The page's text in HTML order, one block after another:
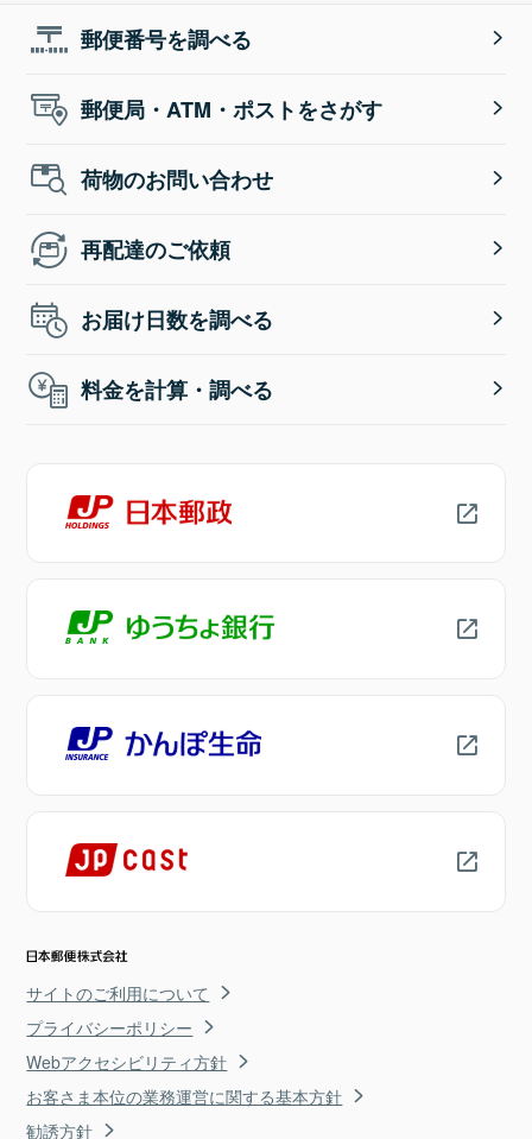
郵便番号を調べる
郵便局・ATM・ポストをさがす
荷物のお問い合わせ
再配達のご依頼
お届け日数を調べる
料金を計算・調べる
サイトのご利用について
プライバシーポリシー
Webアクセシビリティ方針
お客さま本位の業務運営に関する基本方針
勧誘方針